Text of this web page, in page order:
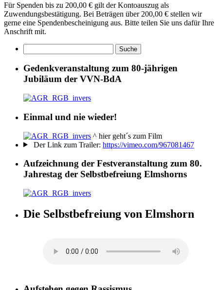
Für Spenden bis zu 200,00 € gilt der Kontoauszug als
Zuwendungsbestätigung. Bei Beträgen über 200,00 € stellen wir
gerne eine Spendenbescheinigung aus. Bitte teilen Sie uns dafür Ihre
Anschrift mit.
Gedenkveranstaltung zum 80-jährigen
Jubiläum der VVN-BdA
Einmal und nie wieder!
^ hier geht´s zum Film
Der Link zum Trailer: https://vimeo.com/967081467
Aufzeichnung der Festveranstaltung zum 80.
Jahrestag der Selbstbefreiung Elmshorns
Die Selbstbefreiung von Elmshorn